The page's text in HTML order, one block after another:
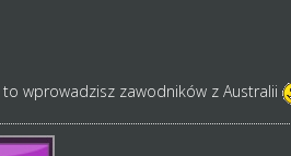
wprowadzisz zawodników z Australii